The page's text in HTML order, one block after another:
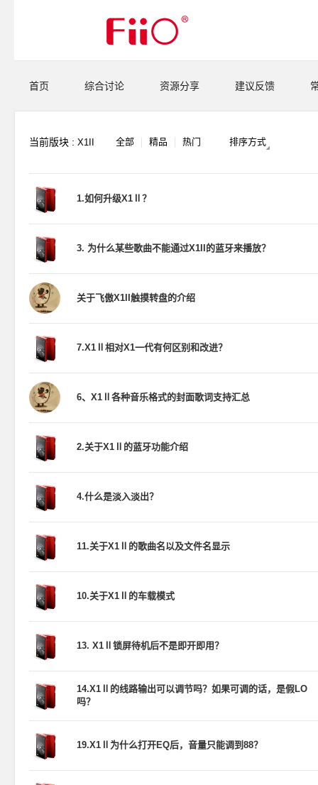
首页 综合讨论 资源分享 建议反馈
当前版块 : X1II 全部 精品 热门 排序方式
1.如何升级X1Ⅱ？
3. 为什么某些歌曲不能通过X1II的蓝牙来播放？
关于飞傲X1II触摸转盘的介绍
7.X1Ⅱ相对X1一代有何区别和改进？
6、X1Ⅱ各种音乐格式的封面歌词支持汇总
2.关于X1Ⅱ的蓝牙功能介绍
4.什么是淡入淡出？
11.关于X1Ⅱ的歌曲名以及文件名显示
10.关于X1Ⅱ的车载模式
13. X1Ⅱ锁屏待机后不是即开即用？
14.X1Ⅱ的线路输出可以调节吗？如果可调的话，是假LO
吗？
19.X1Ⅱ为什么打开EQ后，音量只能调到88？